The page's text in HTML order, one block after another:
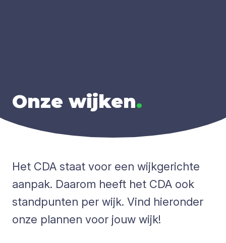
Onze wij­ken.
Het CDA staat voor een wijkgerichte
aanpak. Daarom heeft het CDA ook
standpunten per wijk. Vind hieronder
onze plannen voor jouw wijk!